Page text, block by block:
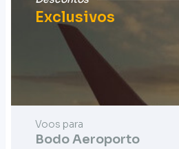
Exclusivos
Voos para
Bodo Aeroporto